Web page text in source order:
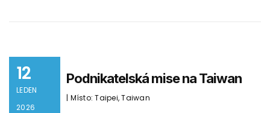
12
LEDEN
2026
Podnikatelská mise na Taiwan
| Místo: Taipei, Taiwan